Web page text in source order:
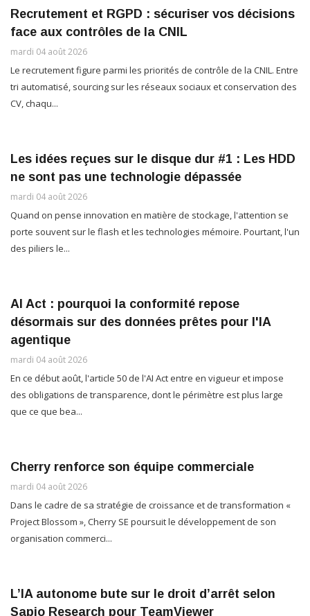
Recrutement et RGPD : sécuriser vos décisions
face aux contrôles de la CNIL
mardi 04 août 2026
Le recrutement figure parmi les priorités de contrôle de la CNIL. Entre
tri automatisé, sourcing sur les réseaux sociaux et conservation des
CV, chaqu...
Les idées reçues sur le disque dur #1 : Les HDD
ne sont pas une technologie dépassée
mardi 04 août 2026
Quand on pense innovation en matière de stockage, l'attention se
porte souvent sur le flash et les technologies mémoire. Pourtant, l'un
des piliers le...
AI Act : pourquoi la conformité repose
désormais sur des données prêtes pour l'IA
agentique
mardi 04 août 2026
En ce début août, l'article 50 de l'AI Act entre en vigueur et impose
des obligations de transparence, dont le périmètre est plus large
que ce que bea...
Cherry renforce son équipe commerciale
mardi 04 août 2026
Dans le cadre de sa stratégie de croissance et de transformation «
Project Blossom », Cherry SE poursuit le développement de son
organisation commerci...
L’IA autonome bute sur le droit d’arrêt selon
Sapio Research pour TeamViewer